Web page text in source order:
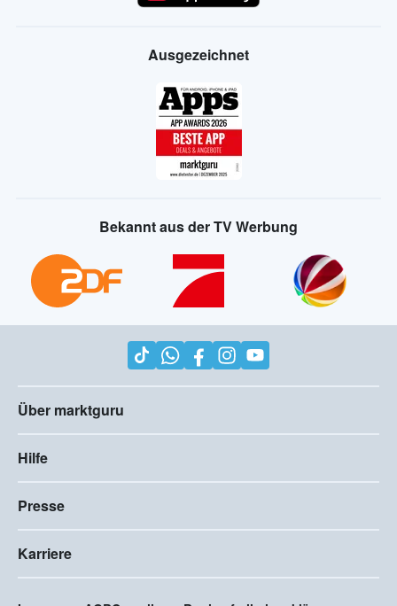
Ausgezeichnet
Bekannt aus der TV Werbung
Über marktguru
Hilfe
Presse
Karriere